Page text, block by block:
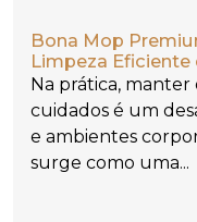
Bona Mop
Limpeza Eficiente
Na prática, manter
cuidados é um
e ambientes
surge como uma...